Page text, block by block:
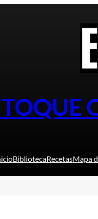
TOQUE
BibliotecaRecetasMapa